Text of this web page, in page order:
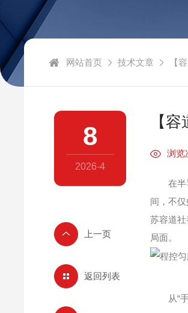
网站首页 技术文章 【
【
浏览
在半导
间，不
苏容道
局面。
从“手
8
2026-4
返回列表